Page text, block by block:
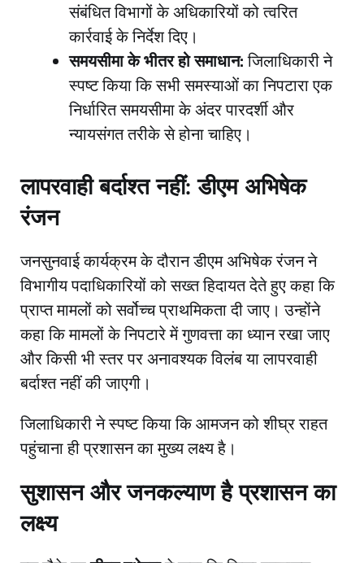
संबंधित विभागों के अधिकारियों को त्वरित
कार्रवाई के निर्देश दिए।
समयसीमा के भीतर हो समाधान:जिलाधिकारी ने
स्पष्ट किया कि सभी समस्याओं का निपटारा एक
निर्धारित समयसीमा के अंदर पारदर्शी और
न्यायसंगत तरीके से होना चाहिए।
लापरवाही बर्दाश्त नहीं: डीएम अभिषेक
रंजन
​जनसुनवाई कार्यक्रम के दौरान डीएम अभिषेक रंजन ने
विभागीय पदाधिकारियों को सख्त हिदायत देते हुए कहा कि
प्राप्त मामलों को सर्वोच्च प्राथमिकता दी जाए। उन्होंने
कहा कि मामलों के निपटारे में गुणवत्ता का ध्यान रखा जाए
और किसी भी स्तर पर अनावश्यक विलंब या लापरवाही
बर्दाश्त नहीं की जाएगी।
​जिलाधिकारी ने स्पष्ट किया कि आमजन को शीघ्र राहत
पहुंचाना ही प्रशासन का मुख्य लक्ष्य है।
सुशासन और जनकल्याण है प्रशासन का
लक्ष्य